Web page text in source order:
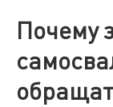
Почему